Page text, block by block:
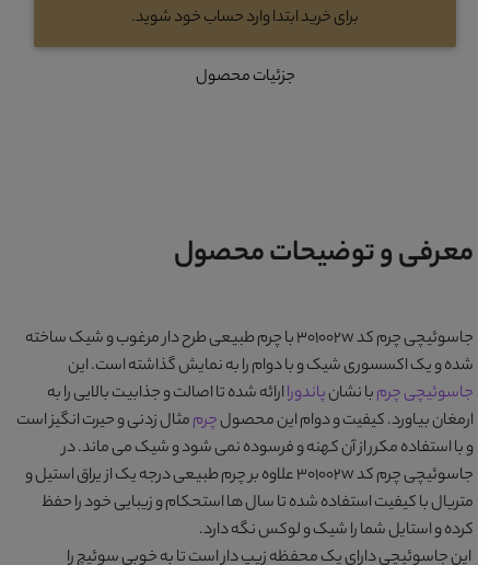
برای خرید ابتدا وارد حساب خود شوید.
جزئیات محصول
معرفی و توضیحات محصول
جاسوئیچی چرم کد 301002w
با چرم طبیعی طرح دار مرغوب و شیک ساخته
شده و یک اکسسوری شیک و با دوام را به نمایش گذاشته است. این
جاسوئیچی چرمبا نشانپاندوراارائه شده تا اصالت و جذابیت بالایی را به
ارمغان بیاورد. کیفیت و دوام این محصولچرممثال زدنی و حیرت انگیز است
و با استفاده مکرر از آن کهنه و فرسوده نمی شود و شیک می ماند. در
جاسوئیچی چرم کد 301002w
علاوه بر چرم طبیعی درجه یک از یراق استیل و
متریال با کیفیت استفاده شده تا سال ها استحکام و زیبایی خود را حفظ
کرده و استایل شما را شیک و لوکس نگه دارد.
این جاسوئیچی دارای یک محفظه زیپ دار است تا به خوبی سوئیچ را